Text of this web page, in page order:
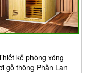
kế phòng xông
gỗ thông Phần Lan